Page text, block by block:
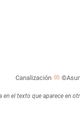
Canalización
en el texto que aparece en